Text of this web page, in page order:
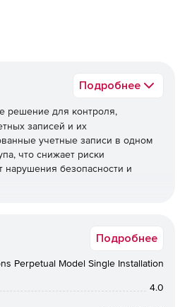
Подробнее
решение для контроля,
записей и их
учетные записи в одном
что снижает риски
нарушения безопасности и
интеграции PAM360
и общих сетевых данных,
Подробнее
Perpetual Model Single Installation
4.0